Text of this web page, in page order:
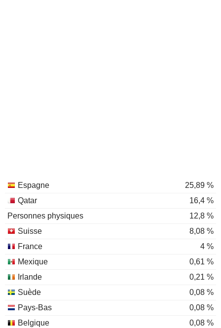
Espagne
25,89 %
Qatar
16,4 %
Personnes physiques
12,8 %
Suisse
8,08 %
France
4 %
Mexique
0,61 %
Irlande
0,21 %
Suède
0,08 %
Pays-Bas
0,08 %
Belgique
0,08 %